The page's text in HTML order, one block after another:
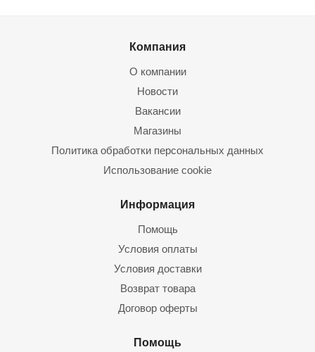
Компания
О компании
Новости
Вакансии
Магазины
Политика обработки персональных данных
Использование cookie
Информация
Помощь
Условия оплаты
Условия доставки
Возврат товара
Договор оферты
Помощь